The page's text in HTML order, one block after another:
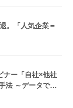
。「人気企業＝
ナー「自社×他社
法 ～データで紐